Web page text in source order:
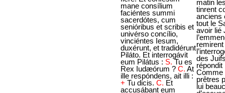
mane consílium
faciéntes summi
sacerdótes, cum
senióribus et scribis et
univérso concílio,
vinciéntes Iesum,
duxérunt, et tradidérunt
Piláto. Et interrogávit
eum Pilátus : S.Tu es
Rex Iudæórum ? C. At
ille respóndens, ait illi :
+ Tu dicis. C. Et
accusábant eum